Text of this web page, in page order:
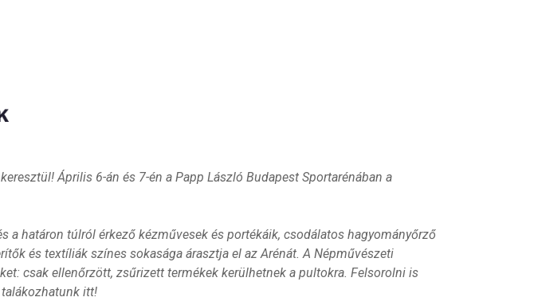
Április 6-án és 7-én a Papp László Budapest Sportarénában a
a határon túlról érkező kézművesek és portékáik, csodálatos hagyományőrző
és textíliák színes sokasága árasztja el az Arénát. A Népművészeti
csak ellenőrzött, zsűrizett termékek kerülhetnek a pultokra. Felsorolni is
itt!